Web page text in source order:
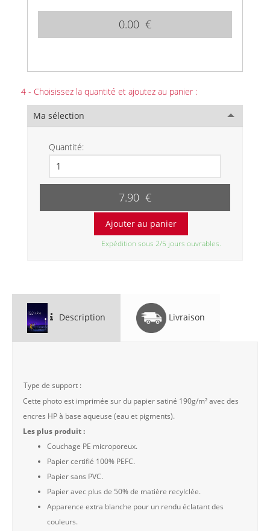
0.00 €
4 - Choisissez la quantité et ajoutez au panier :
Ma sélection
Quantité:
7.90 €
Expédition sous 2/5 jours ouvrables.
Description Livraison
Type de support :
Cette photo est imprimée sur du papier satiné 190g/m² avec des
encres HP à base aqueuse (eau et pigments).
Les plus produit :
Couchage PE microporeux.
Papier certifié 100% PEFC.
Papier sans PVC.
Papier avec plus de 50% de matière recylclée.
Apparence extra blanche pour un rendu éclatant des
couleurs.